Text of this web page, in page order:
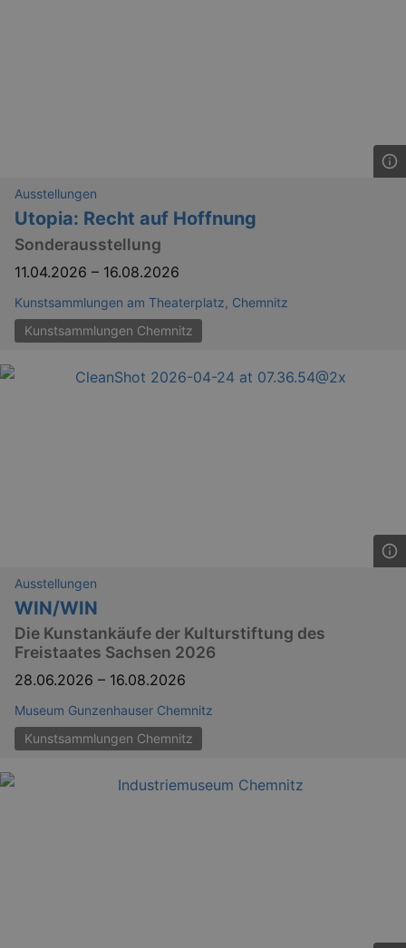
Ausstellungen
Utopia: Recht auf Hoffnung
Sonderausstellung
11.04.2026 – 16.08.2026
Kunstsammlungen am Theaterplatz, Chemnitz
Kunstsammlungen Chemnitz
Ausstellungen
WIN/WIN
Die Kunstankäufe der Kulturstiftung des
Freistaates Sachsen 2026
28.06.2026 – 16.08.2026
Museum Gunzenhauser Chemnitz
Kunstsammlungen Chemnitz